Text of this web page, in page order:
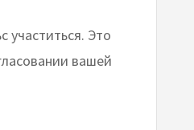
участиться. Это
вашей